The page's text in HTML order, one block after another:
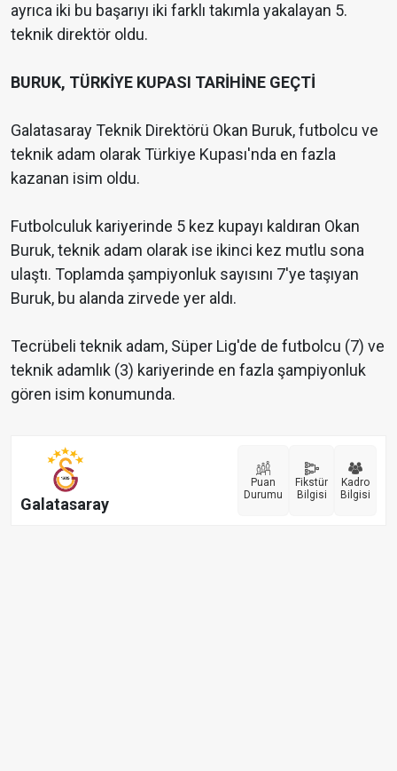
ayrıca iki bu başarıyı iki farklı takımla yakalayan 5.
teknik direktör oldu.
BURUK, TÜRKİYE KUPASI TARİHİNE GEÇTİ
Galatasaray Teknik Direktörü Okan Buruk, futbolcu ve
teknik adam olarak Türkiye Kupası'nda en fazla
kazanan isim oldu.
Futbolculuk kariyerinde 5 kez kupayı kaldıran Okan
Buruk, teknik adam olarak ise ikinci kez mutlu sona
ulaştı. Toplamda şampiyonluk sayısını 7'ye taşıyan
Buruk, bu alanda zirvede yer aldı.
Tecrübeli teknik adam, Süper Lig'de de futbolcu (7) ve
teknik adamlık (3) kariyerinde en fazla şampiyonluk
gören isim konumunda.
Galatasaray
Puan
Durumu
Fikstür
Bilgisi
Kadro
Bilgisi